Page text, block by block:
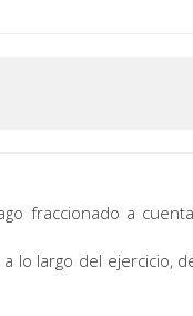
fraccionado a
lo largo del ejercicio,